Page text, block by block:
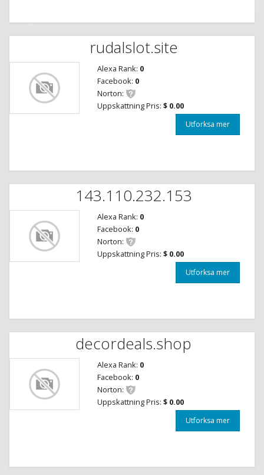
rudalslot.site
Alexa Rank: 0
Facebook: 0
Norton:
Uppskattning Pris: $ 0.00
Utforksa mer
143.110.232.153
Alexa Rank: 0
Facebook: 0
Norton:
Uppskattning Pris: $ 0.00
Utforksa mer
decordeals.shop
Alexa Rank: 0
Facebook: 0
Norton:
Uppskattning Pris: $ 0.00
Utforksa mer